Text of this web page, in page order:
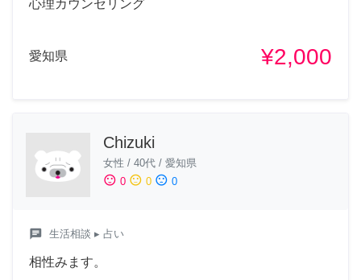
心理カウンセリング
愛知県 ¥2,000
Chizuki
女性 / 40代 / 愛知県
sentiment_satisfied 0 sentiment_neutral 0 sentiment_dissatisfied 0
chat 生活相談 ▸ 占い
相性みます。